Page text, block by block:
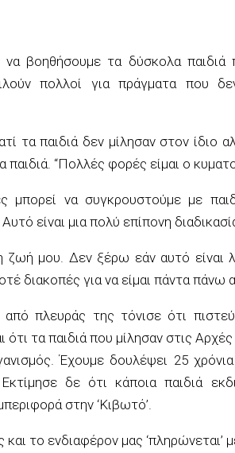
να βοηθήσουμε τα δύσκολα
πολλοί για πράγματα που
τα παιδιά δεν μίλησαν στον ίδιο
παιδιά. “Πολλές φορές είμαι ο
μπορεί να συγκρουστούμε με
είναι μια πολύ επίπονη
ζωή μου. Δεν ξέρω εάν αυτό
διακοπές για να είμαι πάντα πάνω
πλευράς της τόνισε ότι
ότι τα παιδιά που μίλησαν στις
Έχουμε δουλέψει 25
δε ότι κάποια παιδιά
στην ‘Κιβωτό’.
και το ενδιαφέρον μας ‘πληρώνεται’